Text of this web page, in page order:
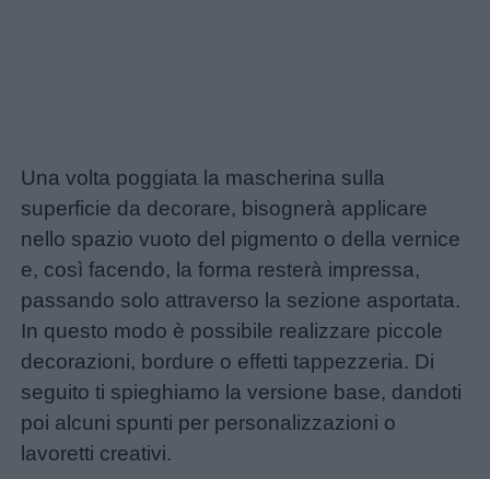
Home
Una volta poggiata la mascherina sulla
superficie da decorare, bisognerà applicare
nello spazio vuoto del pigmento o della vernice
e, così facendo, la forma resterà impressa,
passando solo attraverso la sezione asportata.
In questo modo è possibile realizzare piccole
decorazioni, bordure o effetti tappezzeria. Di
seguito ti spieghiamo la versione base, dandoti
poi alcuni spunti per personalizzazioni o
lavoretti creativi.